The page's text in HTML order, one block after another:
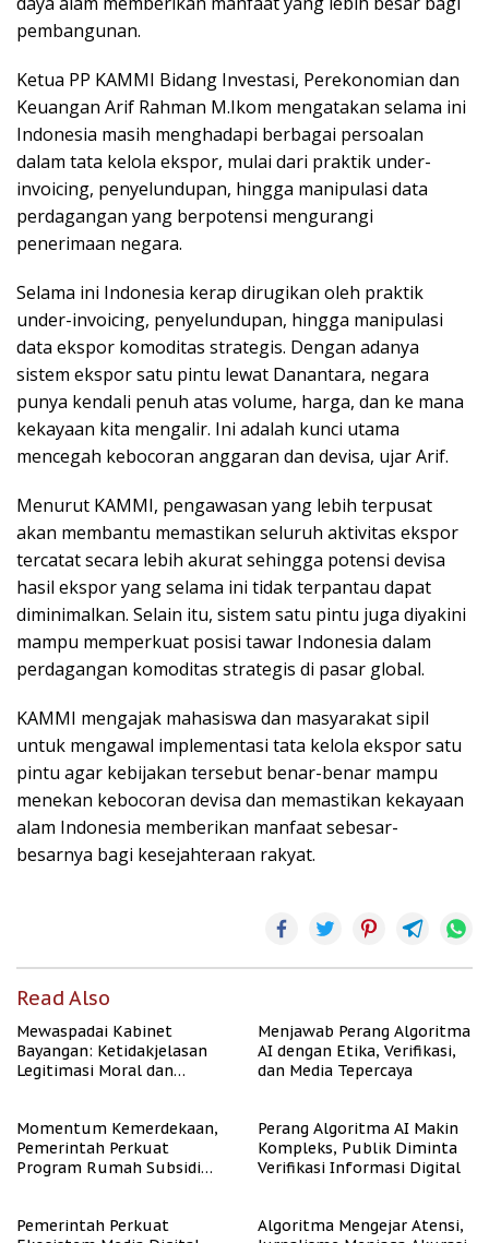
pembangunan.
Ketua PP KAMMI Bidang Investasi, Perekonomian dan
Keuangan Arif Rahman M.Ikom mengatakan selama ini
Indonesia masih menghadapi berbagai persoalan
dalam tata kelola ekspor, mulai dari praktik under-
invoicing, penyelundupan, hingga manipulasi data
perdagangan yang berpotensi mengurangi
penerimaan negara.
Selama ini Indonesia kerap dirugikan oleh praktik
under-invoicing, penyelundupan, hingga manipulasi
data ekspor komoditas strategis. Dengan adanya
sistem ekspor satu pintu lewat Danantara, negara
punya kendali penuh atas volume, harga, dan ke mana
kekayaan kita mengalir. Ini adalah kunci utama
mencegah kebocoran anggaran dan devisa, ujar Arif.
Menurut KAMMI, pengawasan yang lebih terpusat
akan membantu memastikan seluruh aktivitas ekspor
tercatat secara lebih akurat sehingga potensi devisa
hasil ekspor yang selama ini tidak terpantau dapat
diminimalkan. Selain itu, sistem satu pintu juga diyakini
mampu memperkuat posisi tawar Indonesia dalam
perdagangan komoditas strategis di pasar global.
KAMMI mengajak mahasiswa dan masyarakat sipil
untuk mengawal implementasi tata kelola ekspor satu
pintu agar kebijakan tersebut benar-benar mampu
menekan kebocoran devisa dan memastikan kekayaan
alam Indonesia memberikan manfaat sebesar-
besarnya bagi kesejahteraan rakyat.
Read Also
Mewaspadai Kabinet
Bayangan: Ketidakjelasan
Legitimasi Moral dan
Menjawab Perang Algoritma
AI dengan Etika, Verifikasi,
dan Media Tepercaya
Momentum Kemerdekaan,
Pemerintah Perkuat
Program Rumah Subsidi
Perang Algoritma AI Makin
Kompleks, Publik Diminta
Verifikasi Informasi Digital
Pemerintah Perkuat
Algoritma Mengejar Atensi,